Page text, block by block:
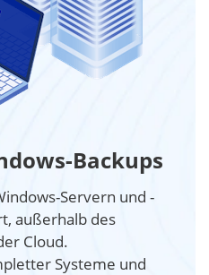
Backups
Servern und -
außerhalb des
Cloud.
Systeme und